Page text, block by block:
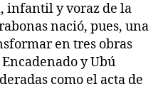
infantil y voraz de la
nació, pues, una
en tres obras
y Ubú
como el acta de